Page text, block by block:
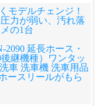
モデルチェンジ！
力が弱い、汚れ落
の1台
延長ホース・
継機種）ワンタッ
車 洗車機 洗車用品
ースリールがもら